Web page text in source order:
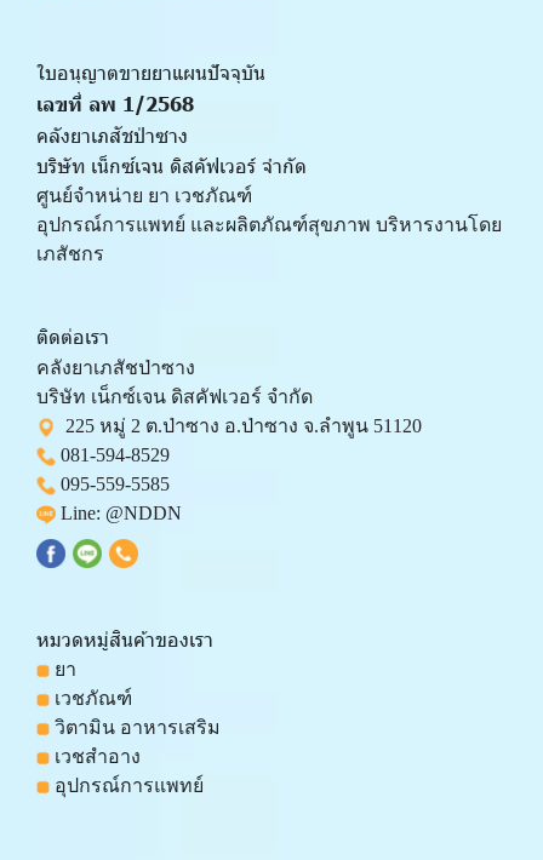
ใบอนุญาตขายยาแผนปัจจุบัน
เลขที่ ลพ 1/2568
คลังยาเภสัชป่าซาง
บริษัท เน็กซ์เจน ดิสคัฟเวอร์ จำกัด
ศูนย์จำหน่าย ยา เวชภัณฑ์
﻿อุปกรณ์การแพทย์ และผลิตภัณฑ์สุขภาพ บริหารงานโดย
เภสัชกร
ติดต่อเรา
คลังยาเภสัชป่าซาง
บริษัท เน็กซ์เจน ดิสคัฟเวอร์ จำกัด
225 หมู่ 2 ต.ป่าซาง อ.ป่าซาง จ.ลำพูน 51120
081-594-8529
095-559-5585
Line: @NDDN
หมวดหมู่สินค้าของเรา
ยา
เวชภัณฑ์
วิตามิน อาหารเสริม
เวชสำอาง
อุปกรณ์การแพทย์